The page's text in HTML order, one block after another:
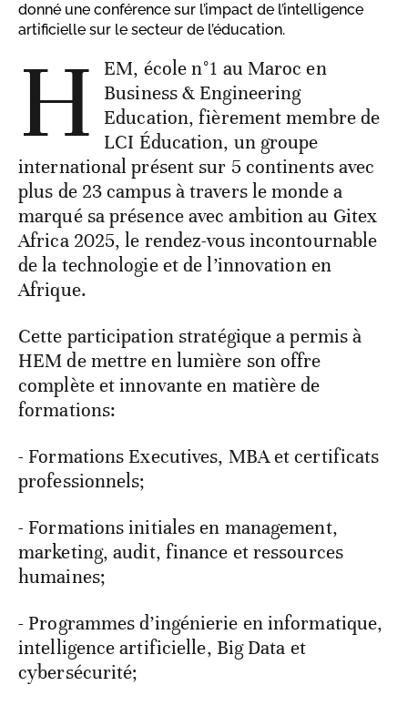
donné une conférence sur l’impact de l’intelligence
artificielle sur le secteur de l’éducation.
H
EM, école n°1 au Maroc en
Business & Engineering
Education, fièrement membre de
LCI Éducation, un groupe
international présent sur 5 continents avec
plus de 23 campus à travers le monde a
marqué sa présence avec ambition au Gitex
Africa 2025, le rendez-vous incontournable
de la technologie et de l’innovation en
Afrique.
Cette participation stratégique a permis à
HEM de mettre en lumière son offre
complète et innovante en matière de
formations:
- Formations Executives, MBA et certificats
professionnels;
- Formations initiales en management,
marketing, audit, finance et ressources
humaines;
- Programmes d’ingénierie en informatique,
intelligence artificielle, Big Data et
cybersécurité;